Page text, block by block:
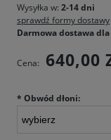
Wysyłka w: 2-14 dni
sprawdź formy dostawy
Darmowa dostawa
Cena: 640,00
* Obwód dłoni: